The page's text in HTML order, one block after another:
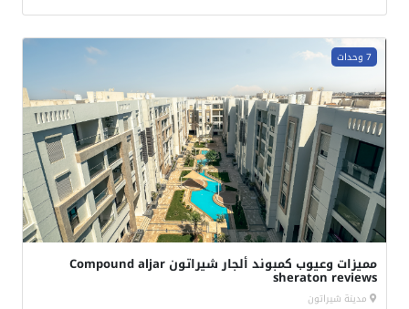
7 وحدات
مميزات وعيوب كمبوند ألجار شيراتون Compound aljar
sheraton reviews
مدينة شيراتون